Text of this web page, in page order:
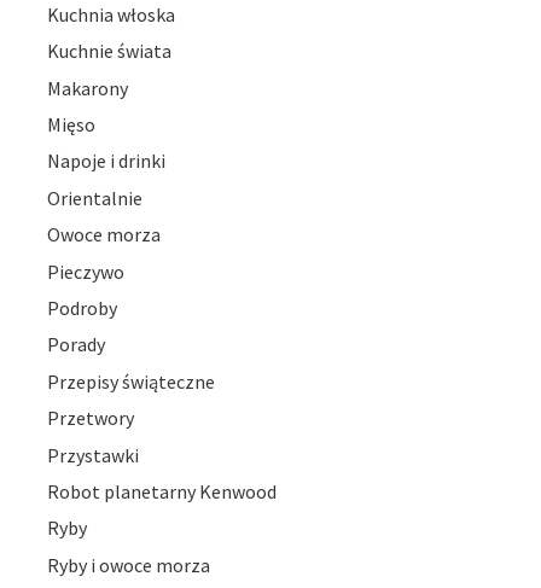
Kuchnia włoska
Kuchnie świata
Makarony
Mięso
Napoje i drinki
Orientalnie
Owoce morza
Pieczywo
Podroby
Porady
Przepisy świąteczne
Przetwory
Przystawki
Robot planetarny Kenwood
Ryby
Ryby i owoce morza